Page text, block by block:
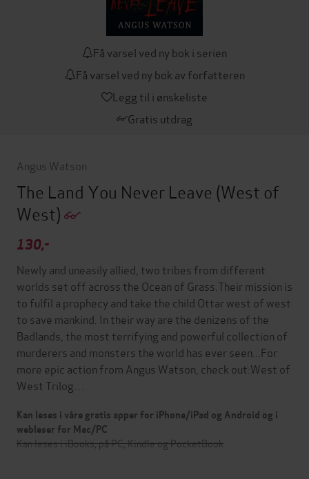
Få varsel ved ny bok i serien
Få varsel ved ny bok av forfatteren
Legg til i ønskeliste
Gratis utdrag
Angus Watson
The Land You Never Leave (West of
West)
130,-
Newly and uneasily allied, two tribes from different
worlds set off across the Ocean of Grass.Their mission is
to fulfil a prophecy and take the child Ottar west of west
to save mankind. In their way are the denizens of the
Badlands, the most terrifying and powerful collection of
murderers and monsters the world has ever seen...For
more epic action from Angus Watson, check out:West of
West Trilog…
Kan leses i våre gratis apper for iPhone/iPad og Android og i
webleser for Mac/PC
Kan leses i iBooks, på PC, Kindle og PocketBook